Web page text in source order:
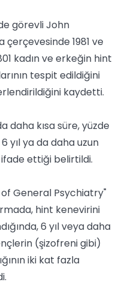
görevli John
çerçevesinde 1981 ve
kadın ve erkeğin hint
tespit edildiğini
kaydetti.
daha kısa süre, yüzde
6 yıl ya da daha uzun
ifade ettiği belirtildi.
General Psychiatry"
hint kenevirini
6 yıl veya daha
(şizofreni gibi)
iki kat fazla